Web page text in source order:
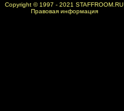
Copyright © 1997 - 2021 STAFFROOM.RU
Правовая информация